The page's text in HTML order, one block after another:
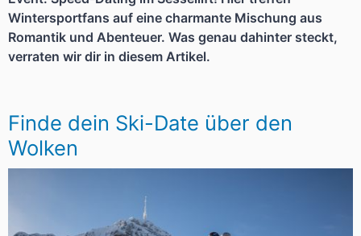
Wintersportfans auf eine charmante Mischung aus
Romantik und Abenteuer. Was genau dahinter steckt,
verraten wir dir in diesem Artikel.
Finde dein Ski-Date über den
Wolken